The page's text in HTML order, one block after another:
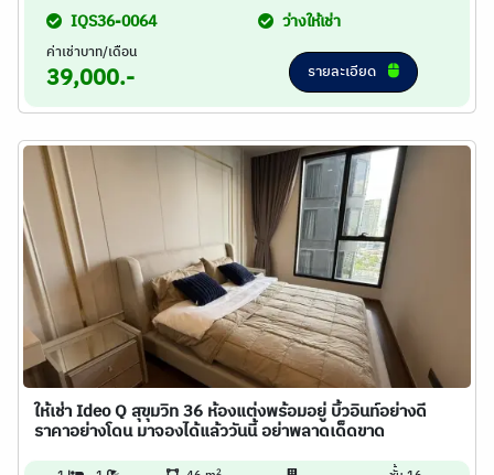
IQS36-0064 ว่างให้เช่า
ค่าเช่าบาท/เดือน
39,000.- รายละเอียด
ให้เช่า Ideo Q สุขุมวิท 36 ห้องแต่งพร้อมอยู่ บิ้วอินท์อย่างดี
ราคาอย่างโดน มาจองได้แล้ววันนี้ อย่าพลาดเด็ดขาด
2